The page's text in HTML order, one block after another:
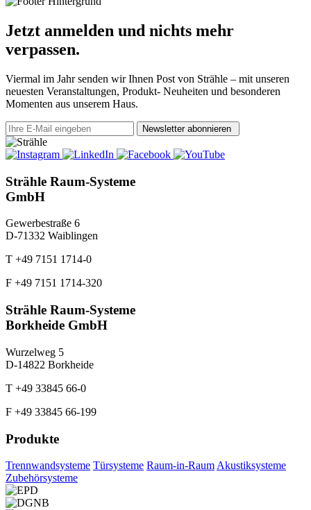
Jetzt anmelden und nichts mehr
verpassen.
Viermal im Jahr senden wir Ihnen Post von Strähle – mit unseren
neuesten Veranstaltungen, Produkt- Neuheiten und besonderen
Momenten aus unserem Haus.
Newsletter abonnieren
Strähle Raum-Systeme
GmbH
Gewerbestraße 6
D-71332 Waiblingen
T +49 7151 1714-0
F +49 7151 1714-320
Strähle Raum-Systeme
Borkheide GmbH
Wurzelweg 5
D-14822 Borkheide
T +49 33845 66-0
F +49 33845 66-199
Produkte
Trennwandsysteme Türsysteme Raum-in-Raum Akustiksysteme
Zubehörsysteme